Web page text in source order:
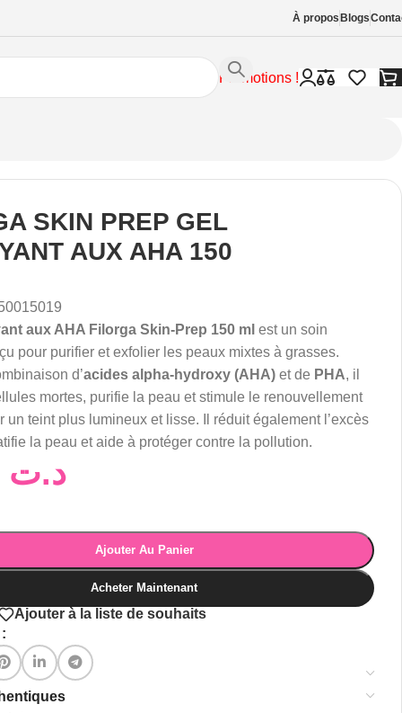
À propos Blogs
Promotions !
SKIN PREP GEL
AUX AHA 150
aux AHA Filorga Skin-Prep 150 ml est un soin
pour purifier et exfolier les peaux mixtes à grasses.
d’acides alpha-hydroxy (AHA) et de PHA, il
mortes, purifie la peau et stimule le renouvellement
un teint plus lumineux et lisse. Il réduit également l’excès
la peau et aide à protéger contre la pollution.
د.ت
Ajouter Au Panier
Acheter Maintenant
Ajouter à la liste de souhaits